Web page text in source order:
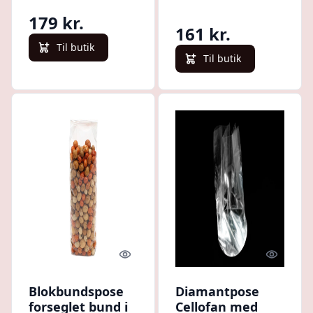
179 kr.
Til butik
161 kr.
Til butik
Quick look
Blokbundspose
forseglet bund i
Quick
Diamantpose
Cellofan med